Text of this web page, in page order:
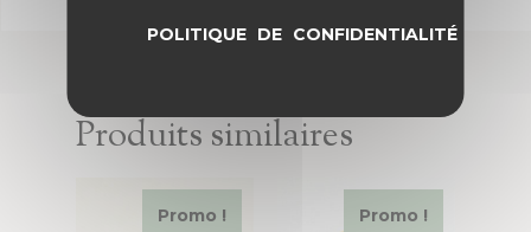
Produits similaires
Promo ! Promo !
POLITIQUE DE CONFIDENTIALITÉ